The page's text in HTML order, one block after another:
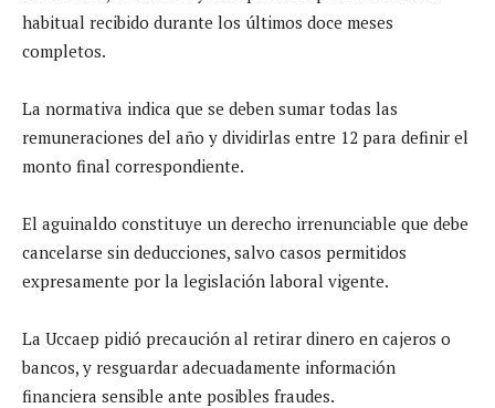
habitual recibido durante los últimos doce meses
completos.
La normativa indica que se deben sumar todas las
remuneraciones del año y dividirlas entre 12 para definir el
monto final correspondiente.
El aguinaldo constituye un derecho irrenunciable que debe
cancelarse sin deducciones, salvo casos permitidos
expresamente por la legislación laboral vigente.
La Uccaep pidió precaución al retirar dinero en cajeros o
bancos, y resguardar adecuadamente información
financiera sensible ante posibles fraudes.